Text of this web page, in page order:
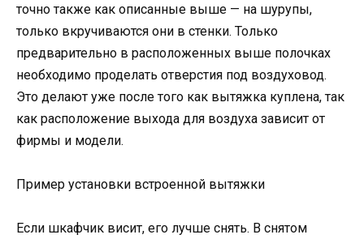
точно также как описанные выше — на шурупы,
только вкручиваются они в стенки. Только
предварительно в расположенных выше полочках
необходимо проделать отверстия под воздуховод.
Это делают уже после того как вытяжка куплена, так
как расположение выхода для воздуха зависит от
фирмы и модели.
Пример установки встроенной вытяжки
Если шкафчик висит, его лучше снять. В снятом